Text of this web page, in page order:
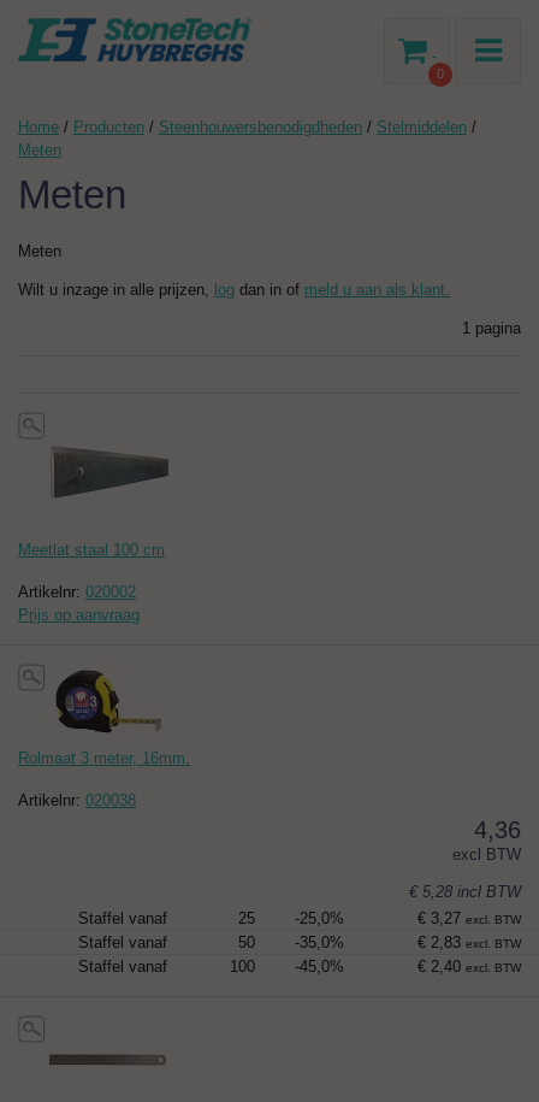
0
-
Home / Producten / Steenhouwersbenodigdheden / Stelmiddelen /
Meten
Meten
Meten
Wilt u inzage in alle prijzen, log dan in of meld u aan als klant.
1 pagina
Meetlat staal 100 cm
Artikelnr: 020002
Prijs op aanvraag
Rolmaat 3 meter, 16mm.
Artikelnr: 020038
4,36
excl BTW
€ 5,28 incl BTW
Staffel vanaf
25 -25,0% € 3,27 excl. BTW
Staffel vanaf 50 -35,0% € 2,83 excl. BTW
Staffel vanaf 100 -45,0% € 2,40 excl. BTW